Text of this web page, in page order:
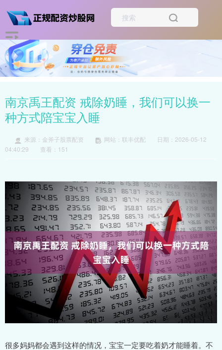
南京禹王配资 戒除奶睡，我们可以换一
种方式陪宝宝入睡
来源：金斧子股票配资 网站：联丰优配
日期：2026-05-12
04:40:29
查看：151
很多妈妈都会遇到这样的情况，宝宝一定要吃着奶才能睡着。不